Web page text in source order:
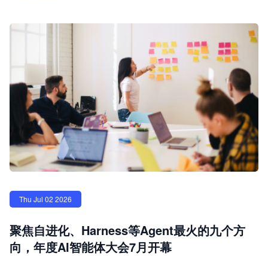
Thu Jul 02 2026
聚焦自进化、Harness等Agent最火的九个方
向，年度AI智能体大会7月开幕